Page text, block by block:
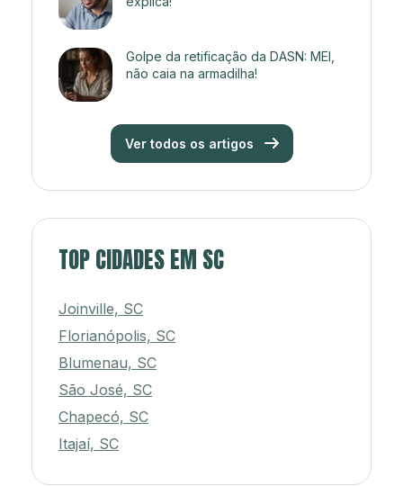
Golpe da retificação da DASN: MEI,
não caia na armadilha!
Ver todos os artigos
TOP CIDADES EM SC
Joinville, SC
Florianópolis, SC
Blumenau, SC
São José, SC
Chapecó, SC
Itajaí, SC